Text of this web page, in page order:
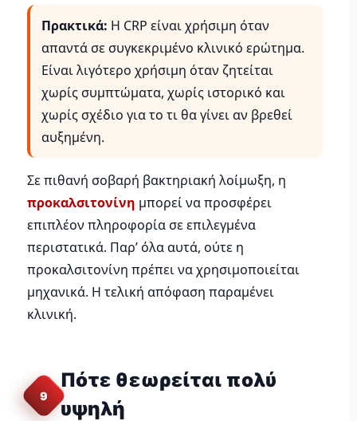
Πρακτικά: Η CRP είναι χρήσιμη όταν
απαντά σε συγκεκριμένο κλινικό ερώτημα.
Είναι λιγότερο χρήσιμη όταν ζητείται
χωρίς συμπτώματα, χωρίς ιστορικό και
χωρίς σχέδιο για το τι θα γίνει αν βρεθεί
αυξημένη.
Σε πιθανή σοβαρή βακτηριακή λοίμωξη, η
προκαλσιτονίνη μπορεί να προσφέρει
επιπλέον πληροφορία σε επιλεγμένα
περιστατικά. Παρ’ όλα αυτά, ούτε η
προκαλσιτονίνη πρέπει να χρησιμοποιείται
μηχανικά. Η τελική απόφαση παραμένει
κλινική.
9
Πότε θεωρείται πολύ
υψηλή